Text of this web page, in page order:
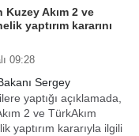
Kuzey Akım 2 ve
yaptırım kararını
09:28
Sergey
yaptığı açıklamada,
2 ve TürkAkım
yaptırım kararıyla ilgili